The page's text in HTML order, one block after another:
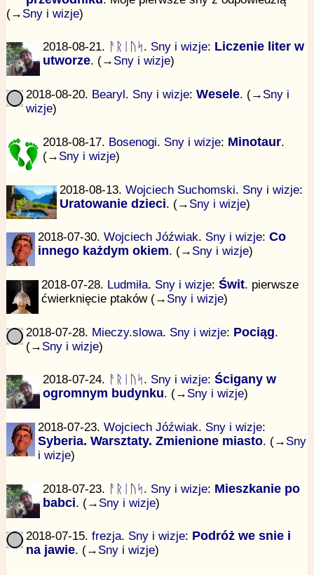
(→ Sny i wizje)
2018-08-21. ᚨᚱᛁᚢᛋ. Sny i wizje: Liczenie liter w
utworze. (→ Sny i wizje)
2018-08-20. Bearyl. Sny i wizje: Wesele. (→ Sny i
wizje)
2018-08-17. Bosenogi. Sny i wizje: Minotaur.
(→ Sny i wizje)
2018-08-13. Wojciech Suchomski. Sny i wizje:
Uratowanie dzieci. (→ Sny i wizje)
2018-07-30. Wojciech Jóźwiak. Sny i wizje: Co
innego każdym okiem. (→ Sny i wizje)
2018-07-28. Ludmiła. Sny i wizje: Świt. pierwsze
ćwierknięcie ptaków (→ Sny i wizje)
2018-07-28. Mieczy.slowa. Sny i wizje: Pociąg.
(→ Sny i wizje)
2018-07-24. ᚨᚱᛁᚢᛋ. Sny i wizje: Ścigany w
ogromnym budynku. (→ Sny i wizje)
2018-07-23. Wojciech Jóźwiak. Sny i wizje:
Syberia. Warsztaty. Zmienione miasto. (→ Sny
i wizje)
2018-07-23. ᚨᚱᛁᚢᛋ. Sny i wizje: Mieszkanie po
babci. (→ Sny i wizje)
2018-07-15. frezja. Sny i wizje: Podróż we snie i
na jawie. (→ Sny i wizje)